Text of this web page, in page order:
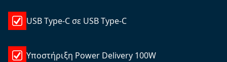
USB Type-C σε USB Type-C
Υποστήριξη Power Delivery 100W